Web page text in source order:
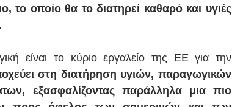
το οποίο θα το διατηρεί καθαρό και υγιές
είναι το κύριο εργαλείο της ΕΕ για την
στη διατήρηση υγιών, παραγωγικών
εξασφαλίζοντας παράλληλα μια πιο